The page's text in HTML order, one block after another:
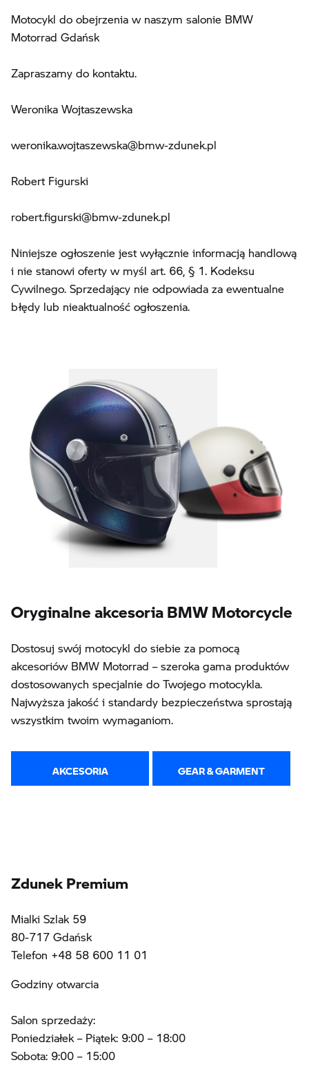
Motocykl do obejrzenia w naszym salonie BMW
Motorrad Gdańsk
Zapraszamy do kontaktu.
Weronika Wojtaszewska
weronika.wojtaszewska@bmw-zdunek.pl
Robert Figurski
robert.figurski@bmw-zdunek.pl
Niniejsze ogłoszenie jest wyłącznie informacją handlową
i nie stanowi oferty w myśl art. 66, § 1. Kodeksu
Cywilnego. Sprzedający nie odpowiada za ewentualne
błędy lub nieaktualność ogłoszenia.
Oryginalne akcesoria BMW Motorcycle
Dostosuj swój motocykl do siebie za pomocą
akcesoriów BMW Motorrad – szeroka gama produktów
dostosowanych specjalnie do Twojego motocykla.
Najwyższa jakość i standardy bezpieczeństwa sprostają
wszystkim twoim wymaganiom.
AKCESORIA GEAR & GARMENT
Zdunek Premium
Mialki Szlak 59
80-717 Gdańsk
Telefon +48 58 600 11 01
Godziny otwarcia
Salon sprzedaży:
Poniedziałek – Piątek: 9:00 – 18:00
Sobota: 9:00 – 15:00